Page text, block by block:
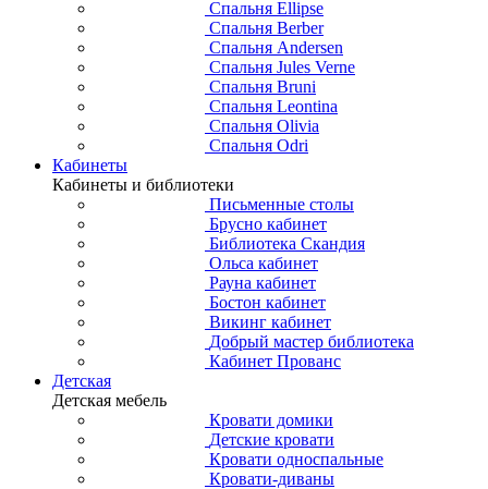
Спальня Ellipse
Спальня Berber
Спальня Andersen
Спальня Jules Verne
Спальня Bruni
Спальня Leontina
Спальня Olivia
Спальня Odri
Кабинеты
Кабинеты и библиотеки
Письменные столы
Брусно кабинет
Библиотека Скандия
Ольса кабинет
Рауна кабинет
Бостон кабинет
Викинг кабинет
Добрый мастер библиотека
Кабинет Прованс
Детская
Детская мебель
Кровати домики
Детские кровати
Кровати односпальные
Кровати-диваны